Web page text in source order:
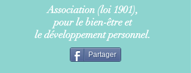
Association (loi 1901),
pour le bien-être et
le développement personnel.
Partager